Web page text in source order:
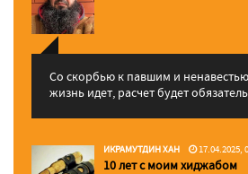
Со скорбью к павшим и
жизнь идет, расчет будет
ИКРАМУТДИН ХАН 17.04.2025,
10 лет с моим хиджабом